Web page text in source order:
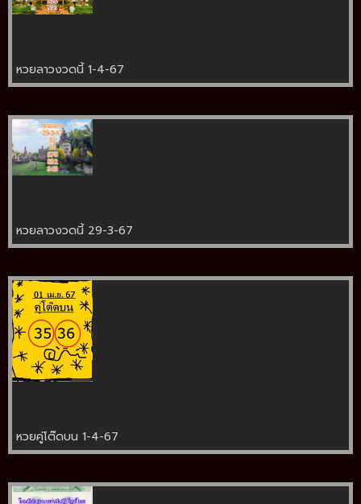
หวยลาวงวดนี้ 1-4-67
หวยลาวงวดนี้ 29-3-67
หวยคู่โต๊ดบน 1-4-67